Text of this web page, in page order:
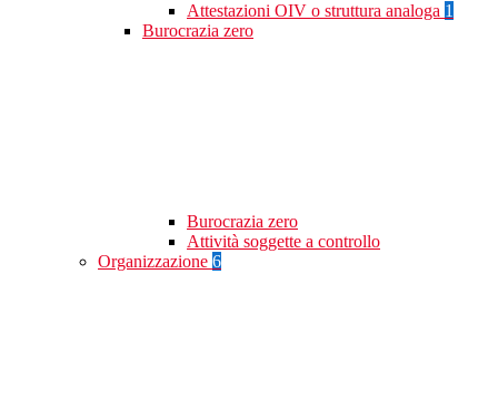
Attestazioni OIV o struttura analoga 1
Burocrazia zero
Burocrazia zero
Attività soggette a controllo
Organizzazione 6